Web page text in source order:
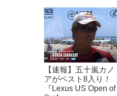
【速報】五十嵐カノ
アがベスト8入り！
『Lexus US Open of